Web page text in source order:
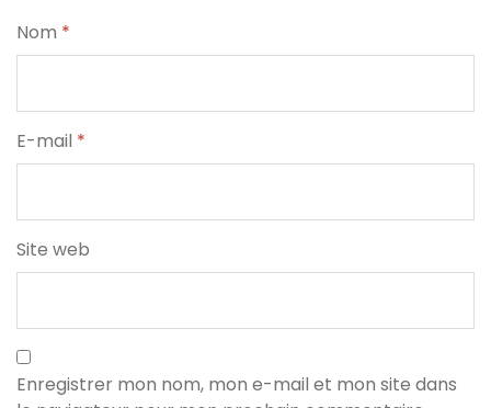
Nom *
E-mail *
Site web
Enregistrer mon nom, mon e-mail et mon site dans